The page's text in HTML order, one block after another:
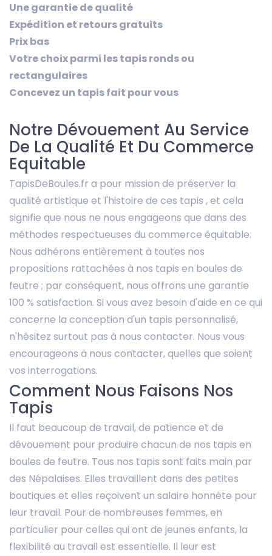
Une garantie de qualité
Expédition et retours gratuits
Prix bas
Votre choix parmi les tapis ronds ou
rectangulaires
Concevez un tapis fait pour vous
Notre Dévouement Au Service
De La Qualité Et Du Commerce
Equitable
TapisDeBoules.fr a pour mission de préserver la
qualité artistique et l'histoire de ces tapis , et cela
signifie que nous ne nous engageons que dans des
méthodes respectueuses du commerce équitable.
Nous adhérons entièrement à toutes nos
propositions rattachées à nos tapis en boules de
feutre ; par conséquent, nous offrons une garantie
100 % satisfaction. Si vous avez besoin d'aide en ce qui
concerne la conception d'un tapis personnalisé,
n'hésitez surtout pas à nous contacter. Nous vous
encourageons à nous contacter, quelles que soient
vos interrogations.
Comment Nous Faisons Nos
Tapis
Il faut beaucoup de travail, de patience et de
dévouement pour produire chacun de nos tapis en
boules de feutre. Tous nos tapis sont faits main par
des Népalaises. Elles travaillent dans des petites
boutiques et elles reçoivent un salaire honnête pour
leur travail. Pour de nombreuses femmes, en
particulier pour celles qui ont de jeunes enfants, la
flexibilité au travail est essentielle. Il leur est